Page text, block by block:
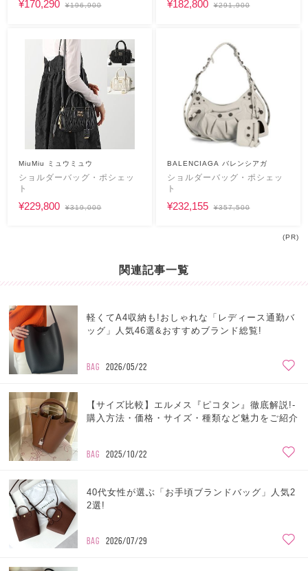
¥170,290 ¥196,900 ¥182,800 ¥291,900
MiuMiu ミュウミュウ
ショルダーバッグ・ポシェッ
ト
¥229,800 ¥319,000
BALENCIAGA バレンシアガ
ショルダーバッグ・ポシェッ
ト
¥232,155 ¥357,500
(PR)
関連記事一覧
軽くてA4収納も!おしゃれな「レディース通勤バ
ッグ」人気46選&おすすめブランド総覧!
BAG 2026/05/22
【サイズ比較】エルメス『ピコタン』徹底解説!-
購入方法・価格・サイズ・種類など魅力をご紹介
BAG 2025/10/22
40代女性が選ぶ「お手頃ブランドバッグ」人気2
2選!
BAG 2026/07/29